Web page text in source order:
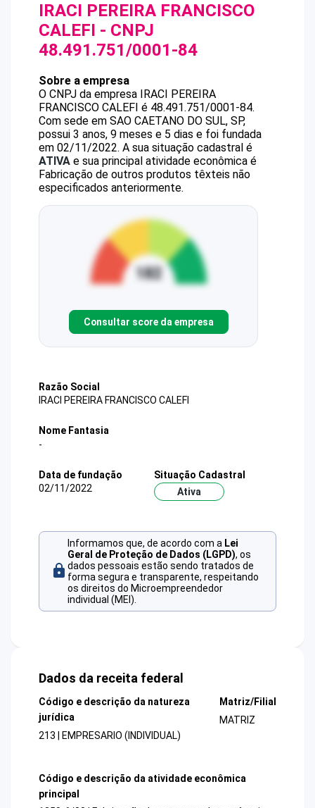
IRACI PEREIRA FRANCISCO
CALEFI - CNPJ
48.491.751/0001-84
Sobre a empresa
O CNPJ da empresa IRACI PEREIRA
FRANCISCO CALEFI é 48.491.751/0001-84.
Com sede em SAO CAETANO DO SUL, SP,
possui 3 anos, 9 meses e 5 dias e foi fundada
em 02/11/2022. A sua situação cadastral é
ATIVA e sua principal atividade econômica é
Fabricação de outros produtos têxteis não
especificados anteriormente.
Consultar score da empresa
Razão Social
IRACI PEREIRA FRANCISCO CALEFI
Nome Fantasia
-
Data de fundação
02/11/2022
Situação Cadastral
Ativa
Informamos que, de acordo com a Lei
Geral de Proteção de Dados (LGPD), os
dados pessoais estão sendo tratados de
forma segura e transparente, respeitando
os direitos do Microempreendedor
individual (MEI).
Dados da receita federal
Código e descrição da natureza
jurídica
213 | EMPRESARIO (INDIVIDUAL)
Matriz/Filial
MATRIZ
Código e descrição da atividade econômica
principal